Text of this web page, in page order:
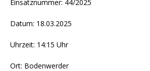
Einsatznummer: 44/2025
Datum: 18.03.2025
Uhrzeit: 14:15 Uhr
Ort: Bodenwerder